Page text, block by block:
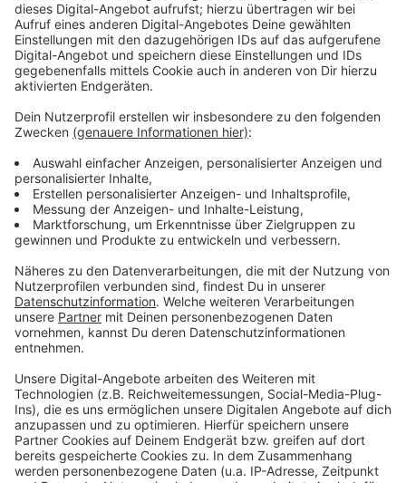
Champions League. Bei Olympischen Spielen konnte
Boll mehrere Medaillen sammeln und war Fahnenträger
bei den Spielen in Rio de Janeiro.
Anzeige
Weitere Infos und Links zum Thema:
Anzeige
Timo Boll beendet Karriere
Olympia 2020: Timo Boll Teil des Teams Düsseldorf
OB Keller empfängt Timo Boll im Rathaus
Timo Boll wird Tischtennis-Botschafter
Anzeige